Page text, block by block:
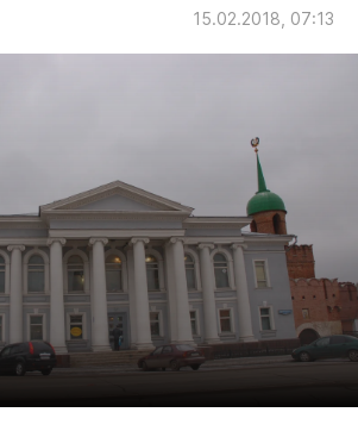
15.02.2018, 07:13